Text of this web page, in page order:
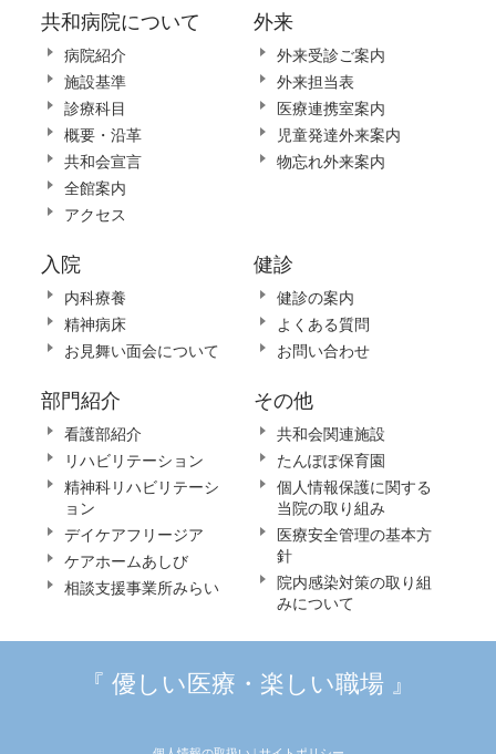
共和病院について
病院紹介
施設基準
診療科目
概要・沿革
共和会宣言
全館案内
アクセス
外来
外来受診ご案内
外来担当表
医療連携室案内
児童発達外来案内
物忘れ外来案内
入院
内科療養
精神病床
お見舞い面会について
健診
健診の案内
よくある質問
お問い合わせ
部門紹介
看護部紹介
リハビリテーション
精神科リハビリテーシ
ョン
デイケアフリージア
ケアホームあしび
相談支援事業所みらい
その他
共和会関連施設
たんぽぽ保育園
個人情報保護に関する
当院の取り組み
医療安全管理の基本方
針
院内感染対策の取り組
みについて
『 優しい医療・楽しい職場 』